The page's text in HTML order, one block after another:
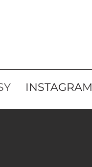
INSTAGRAM